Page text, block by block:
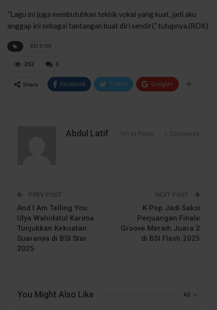
“Lagu ini juga membutuhkan teknik vokal yang kuat, jadi aku
anggap ini sebagai tantangan buat diri sendiri,” tutupnya.(RDX)
BSI STAR
0
292
Share Facebook Twitter Google+
Abdul Latif 16143 Posts 1 Comments
PREV POST
And I Am Telling You:
Ulya Wahidatul Karima
Tunjukkan Kekuatan
Suaranya di BSI Star
2025
NEXT POST
K-Pop Jadi Saksi
Perjuangan Finale
Groove Meraih Juara 2
di BSI Flash 2025
All
You Might Also Like